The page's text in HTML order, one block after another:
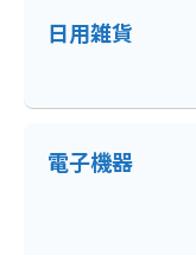
日用雑貨
電子機器